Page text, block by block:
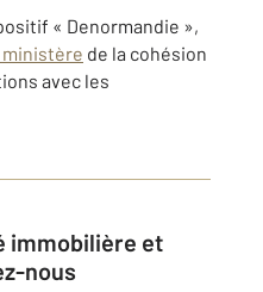
« Denormandie »,
de la cohésion
avec les
nous